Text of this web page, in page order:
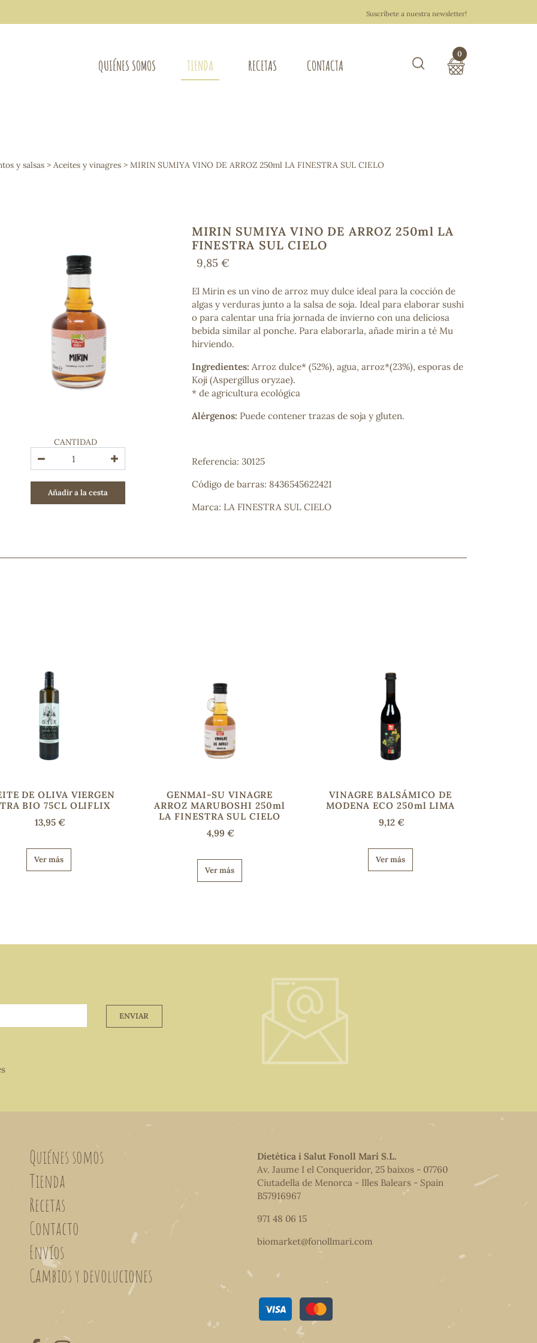
Suscríbete a nuestra newsletter!
QUIÉNES SOMOS TIENDA
Osteo-articular
Mujer
Depurativos
Bienestar emocional
Jalea Real
Memoria
Hierro
Deporte
Digestivos
Circulatorio, colesterol y glucosa
Superalimentos
Proteína
COSMÉTICA E HIGIENE PERSONAL
Cremas, lociones y aceites corporales
Hombre
Higiene personal
Labiales
Higiene íntima
RECETAS CONTACTA
0
y salsas > Aceites y vinagres > MIRIN SUMIYA VINO DE ARROZ 250ml LA FINESTRA SUL CIELO
CANTIDAD
Añadir a la cesta
MIRIN SUMIYA VINO DE ARROZ 250ml LA
FINESTRA SUL CIELO
9,85 €
El Mirin es un vino de arroz muy dulce ideal para la cocción de
algas y verduras junto a la salsa de soja. Ideal para elaborar sushi
o para calentar una fría jornada de invierno con una deliciosa
bebida similar al ponche. Para elaborarla, añade mirin a té Mu
hirviendo.
Ingredientes: Arroz dulce* (52%), agua, arroz*(23%), esporas de
Koji (Aspergillus oryzae).
* de agricultura ecológica
Alérgenos: Puede contener trazas de soja y gluten.
Referencia: 30125
Código de barras: 8436545622421
Marca: LA FINESTRA SUL CIELO
DE OLIVA VIERGEN
BIO 75CL OLIFLIX
13,95 €
Ver más
GENMAI-SU VINAGRE
ARROZ MARUBOSHI 250ml
LA FINESTRA SUL CIELO
4,99 €
Ver más
VINAGRE BALSÁMICO DE
MODENA ECO 250ml LIMA
9,12 €
Ver más
ENVIAR
Quiénes somos
Tienda
Recetas
Contacto
Envíos
Cambios y devoluciones
Dietètica i Salut Fonoll Marí S.L.
Av. Jaume I el Conqueridor, 25 baixos - 07760
Ciutadella de Menorca - Illes Balears - Spain
B57916967
971 48 06 15
biomarket@fonollmari.com